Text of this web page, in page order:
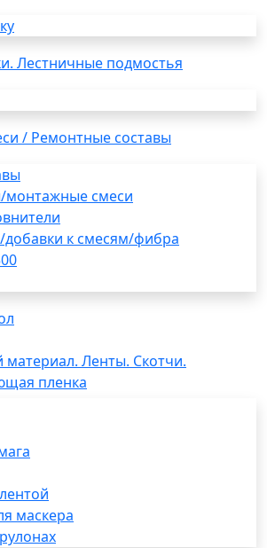
Лестничные подмостья
/ Ремонтные составы
монтажные смеси
к смесям/фибра
материал. Ленты. Скотчи.
пленка
маскера